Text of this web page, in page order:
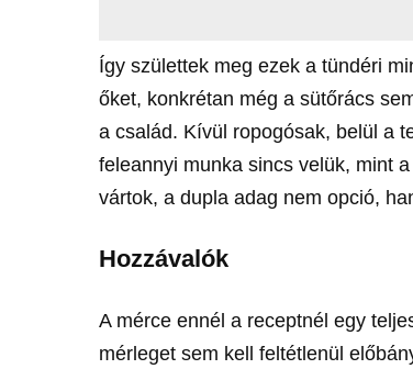
Így születtek meg ezek a tündéri
őket, konkrétan még a sütőrács
a család. Kívül ropogósak, belül a
feleannyi munka sincs velük, mint
vártok, a dupla adag nem opció,
Hozzávalók
A mérce ennél a receptnél egy
mérleget sem kell feltétlenül